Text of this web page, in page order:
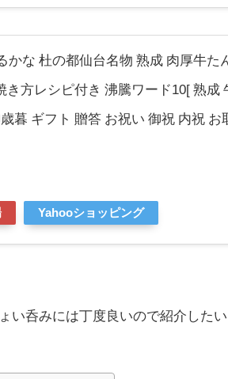
かな 杜の都仙台名物 熟成 肉厚牛たん
き方レシピ付き 沸騰ワード10[ 熟成
暮 ギフト 贈答 お祝い 御祝 内祝 お
Yahooショッピング
い呑みには丁度良いので紹介した